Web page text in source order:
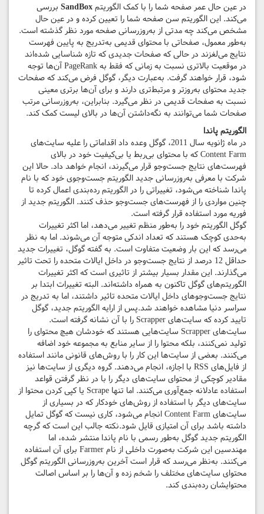
در عین حال عمر صفحه شما را با کمک الگوریتم SandBox بررسی
می‌کند. این الگوریتم سن صفحه شما را تعیین کرده و در عین حال
مشخص می‌کند چه مدتی از به‌روزرسانی صفحه مورد نظر گذشته است.
به‌طور معمول، صفحاتی با محتوای قدیمی به‌تدریج به پایین فهرست
نتایج می‌لغزند در حالی که صفحات جدیدی که تازه شناسایی شده‌اند
در موقعیت بالاتری نسبت به زمانی که فقط به PageRank آن‌ها توجه
شود، قرار خواهند گرفت. به‌عبارت دیگر، گوگل فرض می‌کند که صفحات
جدید محتوای به‌روزتر و مرتبط‌تری دارند و برای آن‌ها برتری معینی
نسبت به صفحات قدیمی در نظر می‌گیرد. بنابراین، به‌روزرسانی مرتب
صفحات شما می‌توانند به نگه‌داشتن آن‌ها در بالای لیست کمک کند.
الگوریتم پاندا
در ماه ژانویه سال 2011، گوگل وعده داد اقداماتی را علیه سایت‌های
Content Farm که با محتوای بی‌ربط یا بی‌کیفیت خود در بالای
فهرست‌های نتایج جست‌وجو قرار می‌گیرند، انجام خواهد داد. حالا این
شرکت با معرفی به‌روزرسانی جدید الگوریتم جست‌وجوی خود که با نام
پاندا شناخته می‌شود، تغییراتی را در الگوریتم رده‌بندی اعمال کرده تا
چنین مواردی را از فهرست‌های جست‌وجو حذف کنند. الگوریتم جدید از
فوریه مورد استفاده قرار گرفته است.
گوگل الگوریتم خود را به‌طور منظم تغییر می‌دهد، اما اکثر تغییرات
به‌حدی کوچک هستند که تعداد اندکی متوجه آن می‌شوند. اما به نظر
می‌رسد که این بار وضعیت متفاوت است. به گفته گوگل، تغییرات جدید
حداقل 12 درصد از نتایج جست‌وجو در داخل ایالات متحده را تحت تاثیر
می‌گذارند. این مقدار بسیار بیشتر از تاثیری است که اکثر تغییرات
الگوریتم‌های گوگل تاکنون به همراه داشته‌اند. البته تغییرات ابتدا بر
نتایج جست‌وجوهای داخل ایالات متحده تاثیر داشتند، اما به تدریج در
سراسر دنیا مشاهده خواهند شد.پس از ارایه الگوریتم جدید، گوگل
تایید کرده که سایت‌های Scrapper را با آن نشانه گرفته است.
سایت‌های Scrapper سایت‌هایی هستند که خودشان هیچ محتوای را
تولید نمی‌کنند، بلکه محتوا را از سایر منابع به مجموعه خود اضافه
می‌کنند. بعضی از سایت‌ها این کار را با روش‌های قانونی مانند استفاده
از فایل‌های RSS با اجازه، انجام می‌دهند. گروه دیگری از سایت‌ها نیز
مقادیر کوچکی از محتوای سایت‌های دیگر را با در نظر گرفتن قواعد
استفاده عادلانه جمع‌آوری می‌کنند. اما تنها Scrape یا کپی کردن محتوا از
سایت‌های دیگر با استفاده از روش‌های خودکار که در بسیاری از
سایت‌های Content Farm انجام می‌شود، کاری نیست که گوگل تمایل
داشته باشد برای آن امتیازی قایل شود.نکته جالب این است که گرچه
الگوریتم جدید گوگل به‌طور رسمی با نام پاندا منتشر شده، اما
مهندسین این شرکت به‌صورت داخلی از نام Farmer برای آن استفاده
می‌کنند. به‌نظر می‌رسد که قرار است آخرین به‌روزرسانی الگوریتم گوگل
محتوای سایت‌های مختلف را شخم زده و آن‌ها را بر اساس اصالت
محتوایشان رده‌بندی کند.